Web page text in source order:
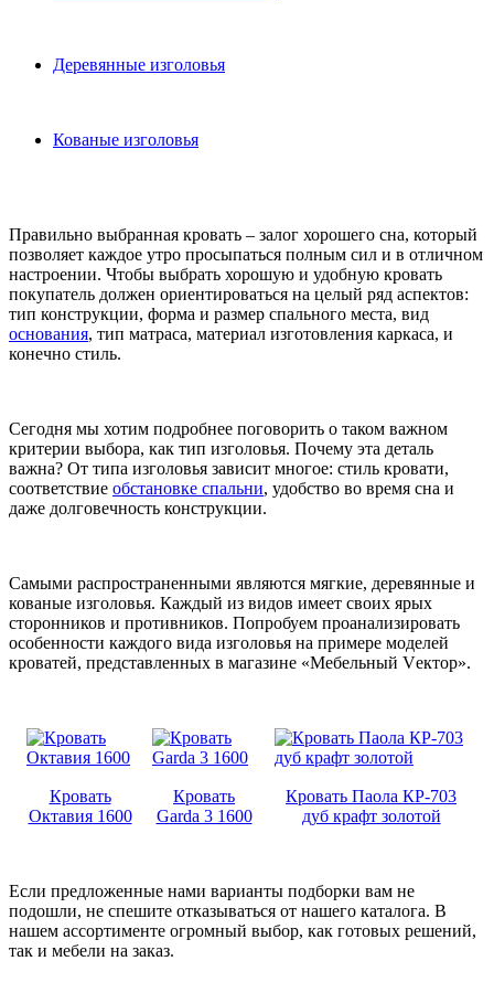
Деревянные изголовья
Кованые изголовья
Правильно выбранная кровать – залог хорошего сна, который
позволяет каждое утро просыпаться полным сил и в отличном
настроении. Чтобы выбрать хорошую и удобную кровать
покупатель должен ориентироваться на целый ряд аспектов:
тип конструкции, форма и размер спального места, вид
основания, тип матраса, материал изготовления каркаса, и
конечно стиль.
Сегодня мы хотим подробнее поговорить о таком важном
критерии выбора, как тип изголовья. Почему эта деталь
важна? От типа изголовья зависит многое: стиль кровати,
соответствие обстановке спальни, удобство во время сна и
даже долговечность конструкции.
Самыми распространенными являются мягкие, деревянные и
кованые изголовья. Каждый из видов имеет своих ярых
сторонников и противников. Попробуем проанализировать
особенности каждого вида изголовья на примере моделей
кроватей, представленных в магазине «Мебельный Vектор».
Кровать
Октавия 1600
Кровать
Garda 3 1600
Кровать Паола КР-703
дуб крафт золотой
Если предложенные нами варианты подборки вам не
подошли, не спешите отказываться от нашего каталога. В
нашем ассортименте огромный выбор, как готовых решений,
так и мебели на заказ.